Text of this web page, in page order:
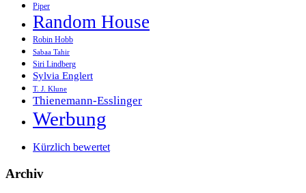
Piper
Random House
Robin Hobb
Sabaa Tahir
Siri Lindberg
Sylvia Englert
T. J. Klune
Thienemann-Esslinger
Werbung
Kürzlich bewertet
Archiv